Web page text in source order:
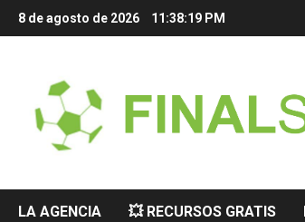
Saltar
al
8 de agosto de 2026 11:38:20 PM
LA AGENCIA 💥 RECURSOS GRATIS